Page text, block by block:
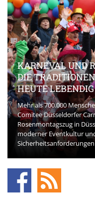
KARNEVAL UND
DIE
HEUTE
Mehr als 700.000
Comitee Düsseldorfer
Rosenmontagszug in
moderner Eventkultur